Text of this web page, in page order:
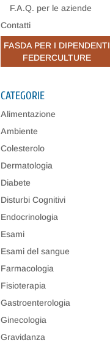
F.A.Q. per le aziende
Contatti
FASDA PER I DIPENDENTI
FEDERCULTURE
CATEGORIE
Alimentazione
Ambiente
Colesterolo
Dermatologia
Diabete
Disturbi Cognitivi
Endocrinologia
Esami
Esami del sangue
Farmacologia
Fisioterapia
Gastroenterologia
Ginecologia
Gravidanza